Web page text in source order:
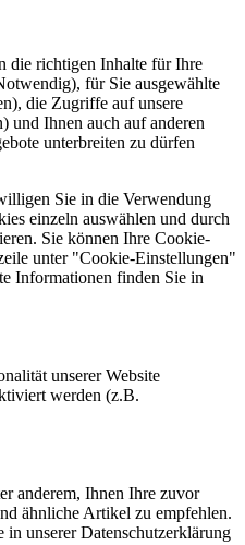
die richtigen Inhalte für Ihre
für Sie ausgewählte
die Zugriffe auf unsere
und Ihnen auch auf anderen
unterbreiten zu dürfen
Sie in die Verwendung
einzeln auswählen und durch
Sie können Ihre Cookie-
unter "Cookie-Einstellungen"
Informationen finden Sie in
unserer Website
werden (z.B.
anderem, Ihnen Ihre zuvor
ähnliche Artikel zu empfehlen.
in unserer Datenschutzerklärung